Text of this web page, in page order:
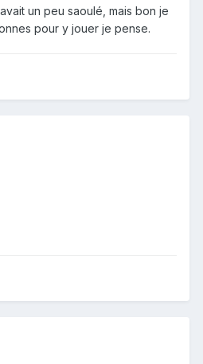
un peu saoulé, mais bon je
pour y jouer je pense.